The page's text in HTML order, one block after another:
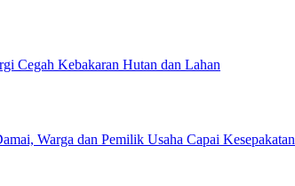
Cegah Kebakaran Hutan dan Lahan
Warga dan Pemilik Usaha Capai Kesepakatan